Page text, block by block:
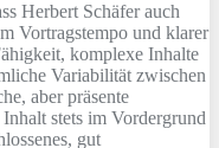
Herbert Schäfer auch
Vortragstempo und klarer
komplexe Inhalte
Variabilität zwischen
aber präsente
stets im Vordergrund
gut